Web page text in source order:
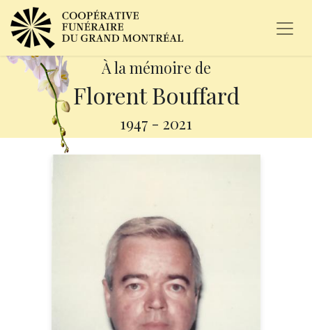
À la mémoire de
Florent Bouffard
1947 - 2021